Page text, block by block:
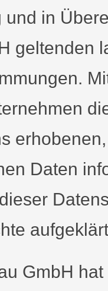
in
geltenden
Daten
GmbH